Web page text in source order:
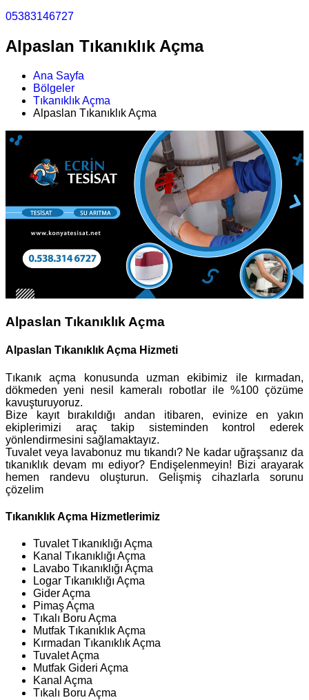
05383146727
Alpaslan Tıkanıklık Açma
Ana Sayfa
Bölgeler
Tıkanıklık Açma
Alpaslan Tıkanıklık Açma
Alpaslan Tıkanıklık Açma
Alpaslan Tıkanıklık Açma Hizmeti
Tıkanık açma konusunda uzman ekibimiz ile kırmadan,
dökmeden yeni nesil kameralı robotlar ile %100 çözüme
kavuşturuyoruz.
Bize kayıt bırakıldığı andan itibaren, evinize en yakın
ekiplerimizi araç takip sisteminden kontrol ederek
yönlendirmesini sağlamaktayız.
Tuvalet veya lavabonuz mu tıkandı? Ne kadar uğraşsanız da
tıkanıklık devam mı ediyor? Endişelenmeyin! Bizi arayarak
hemen randevu oluşturun. Gelişmiş cihazlarla sorunu
çözelim
Tıkanıklık Açma Hizmetlerimiz
Tuvalet Tıkanıklığı Açma
Kanal Tıkanıklığı Açma
Lavabo Tıkanıklığı Açma
Logar Tıkanıklığı Açma
Gider Açma
Pimaş Açma
Tıkalı Boru Açma
Mutfak Tıkanıklık Açma
Kırmadan Tıkanıklık Açma
Tuvalet Açma
Mutfak Gideri Açma
Kanal Açma
Tıkalı Boru Açma